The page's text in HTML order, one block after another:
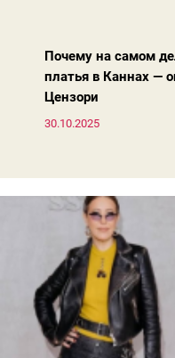
Почему на самом
платья в Каннах —
Цензори
30.10.2025